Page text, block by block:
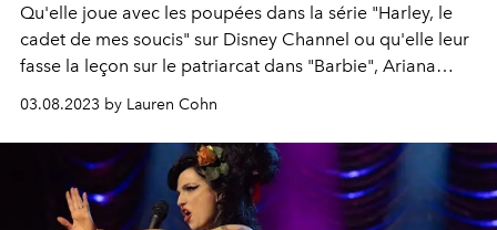
Qu'elle joue avec les poupées dans la série "Harley, le
cadet de mes soucis" sur Disney Channel ou qu'elle leur
fasse la leçon sur le patriarcat dans "Barbie", Ariana
Greenblatt se fait un nom.
03.08.2023 by Lauren Cohn